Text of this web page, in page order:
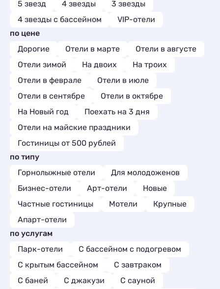
Шале 1
Комнаты
Апартаменты 1
Мини-отели
5 звезд
4 звезды
3 звезды
4 звезды с бассейном
VIP-отели
по цене
Дорогие
Отели в марте
Отели в августе
Отели зимой
На двоих
На троих
Отели в феврале
Отели в июле
Отели в сентябре
Отели в октябре
На Новый год
Поехать на 3 дня
Отели на майские праздники
Гостиницы от 500 рублей
по типу
Горнолыжные отели
Для молодоженов
Бизнес-отели
Арт-отели
Новые
Частные гостиницы
Мотели
Крупные
Апарт-отели
по услугам
Парк-отели
С бассейном с подогревом
С крытым бассейном
С завтраком
С баней
С джакузи
С сауной